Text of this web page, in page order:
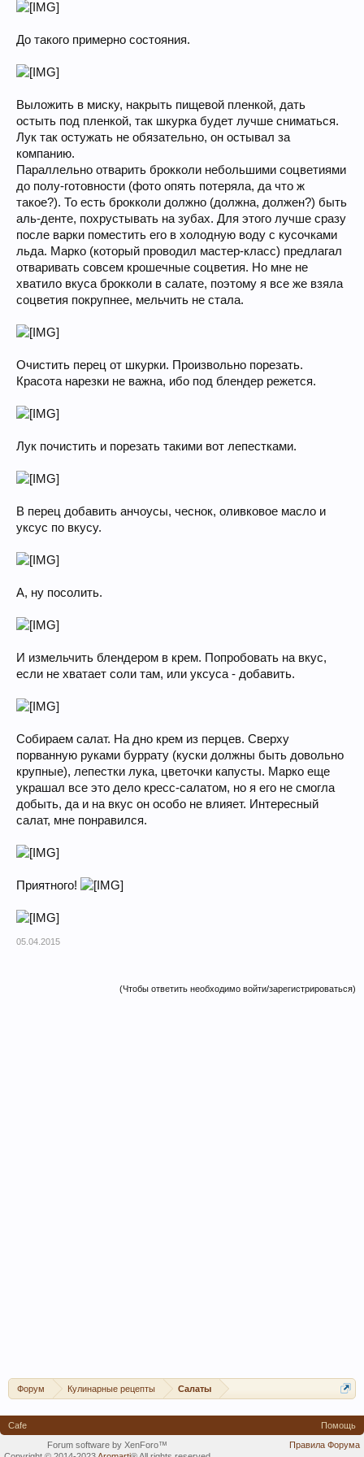
До такого примерно состояния.
Выложить в миску, накрыть пищевой пленкой, дать
остыть под пленкой, так шкурка будет лучше сниматься.
Лук так остужать не обязательно, он остывал за
компанию.
Параллельно отварить брокколи небольшими соцветиями
до полу-готовности (фото опять потеряла, да что ж
такое?). То есть брокколи должно (должна, должен?) быть
аль-денте, похрустывать на зубах. Для этого лучше сразу
после варки поместить его в холодную воду с кусочками
льда. Марко (который проводил мастер-класс) предлагал
отваривать совсем крошечные соцветия. Но мне не
хватило вкуса брокколи в салате, поэтому я все же взяла
соцветия покрупнее, мельчить не стала.
Очистить перец от шкурки. Произвольно порезать.
Красота нарезки не важна, ибо под блендер режется.
Лук почистить и порезать такими вот лепестками.
В перец добавить анчоусы, чеснок, оливковое масло и
уксус по вкусу.
А, ну посолить.
И измельчить блендером в крем. Попробовать на вкус,
если не хватает соли там, или уксуса - добавить.
Собираем салат. На дно крем из перцев. Сверху
порванную руками буррату (куски должны быть довольно
крупные), лепестки лука, цветочки капусты. Марко еще
украшал все это дело кресс-салатом, но я его не смогла
добыть, да и на вкус он особо не влияет. Интересный
салат, мне понравился.
Приятного!
05.04.2015
(Чтобы ответить необходимо войти/зарегистрироваться)
Форум Кулинарные рецепты Салаты
Cafe
Помощь
Правила Форума
Forum software by XenForo™